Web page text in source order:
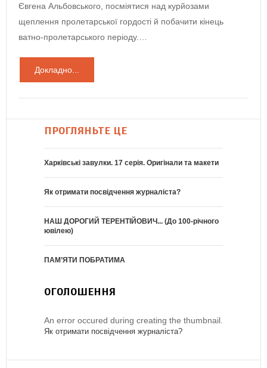
Євгена Альбовського, посміятися над курйозами
щеплення пролетарської гордості й побачити кінець
ватно-пролетарського періоду.…
Докладно...
ПРОГЛЯНЬТЕ ЦЕ
Харківські завулки. 17 серія. Оригінали та макети
Як отримати посвідчення журналіста?
НАШ ДОРОГИЙ ТЕРЕНТІЙОВИЧ... (До 100-річного
ювілею)
ПАМ’ЯТИ ПОБРАТИМА
ОГОЛОШЕННЯ
An error occured during creating the thumbnail.
Як отримати посвідчення журналіста?